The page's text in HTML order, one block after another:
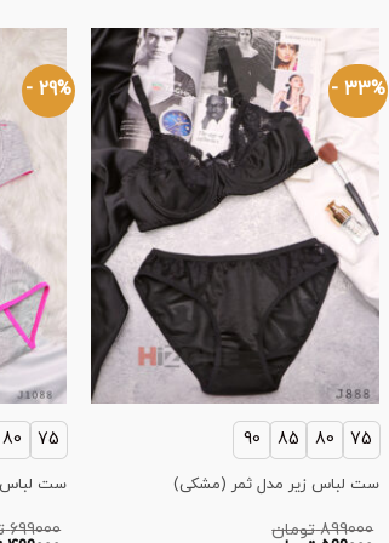
33% -
75
80
85
90
ست لباس زیر مدل ثمر (مشکی)
899000 تومان
29% -
75
80
ست لباس
699000